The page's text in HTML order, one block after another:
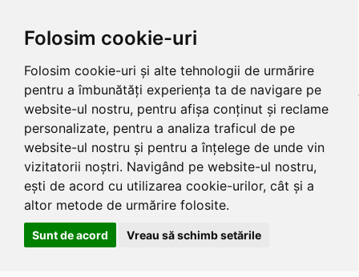
Folosim cookie-uri
Folosim cookie-uri și alte tehnologii de urmărire
pentru a îmbunătăți experiența ta de navigare pe
website-ul nostru, pentru afișa conținut și reclame
personalizate, pentru a analiza traficul de pe
website-ul nostru și pentru a înțelege de unde vin
vizitatorii noștri. Navigând pe website-ul nostru,
ești de acord cu utilizarea cookie-urilor, cât și a
altor metode de urmărire folosite.
Sunt de acord Vreau să schimb setările